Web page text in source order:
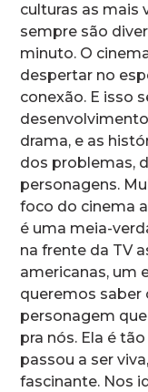
culturas as mais
sempre são
minuto. O
despertar no
conexão. E isso
drama, e as
dos problemas,
personagens.
foco do cinema
é uma meia-
na frente da TV
americanas, um
queremos saber
personagem
pra nós. Ela é
passou a ser
fascinante. Nos